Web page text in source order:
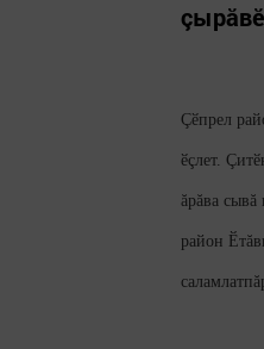
Çӗпрел
ӗçлет.
ăрăва
район